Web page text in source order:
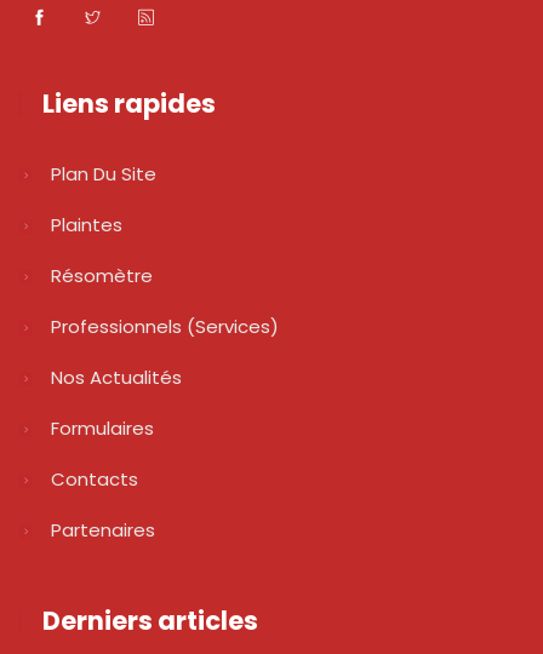
Liens rapides
Plan Du Site
Plaintes
Résomètre
Professionnels (services)
Nos Actualités
Formulaires
Contacts
Partenaires
Derniers articles